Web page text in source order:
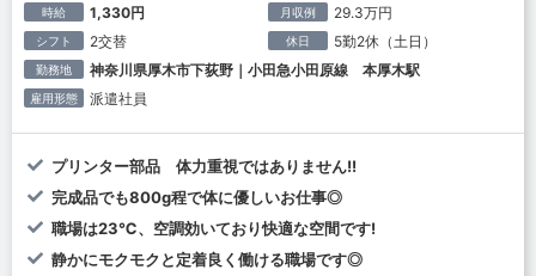
時給 1,330円 月収例 29.3万円
シフト 2交替 休日 5勤2休（土日）
勤務地 神奈川県厚木市下荻野｜小田急小田原線 本厚木駅
雇用形態 派遣社員
プリンター部品 体力重視ではありません!!
完成品でも800g程で体に優しいお仕事◎
職場は23℃、空調効いており快適な空間です!
静かにモクモクと定着良く働ける職場です◎